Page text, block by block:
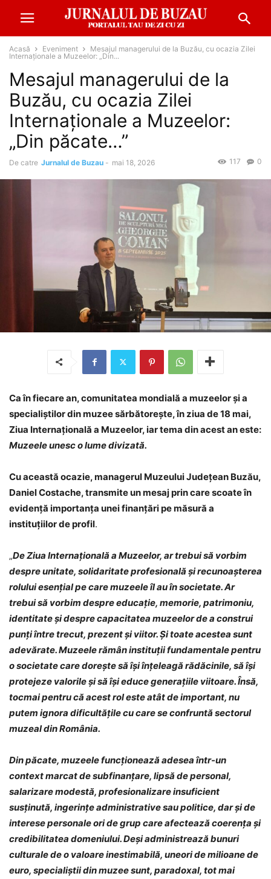
Acasă Eveniment
Mesajul managerului de la Buzău, cu ocazia Zilei
Internaționale a Muzeelor: „Din...
Mesajul managerului de la
Buzău, cu ocazia Zilei
Internaționale a Muzeelor:
„Din păcate…”
De catre Jurnalul de Buzau - mai 18, 2026 0
117
Ca în fiecare an, comunitatea mondială a muzeelor și a
specialiștilor din muzee sărbătorește, în ziua de 18 mai,
Ziua Internațională a Muzeelor, iar tema din acest an este:
Muzeele unesc o lume divizată.
Cu această ocazie, managerul Muzeului Județean Buzău,
Daniel Costache, transmite un mesaj prin care scoate în
evidență importanța unei finanțări pe măsură a
instituțiilor de profil.
„De Ziua Internațională a Muzeelor, ar trebui să vorbim
despre unitate, solidaritate profesională și recunoașterea
rolului esențial pe care muzeele îl au în societate. Ar
trebui să vorbim despre educație, memorie, patrimoniu,
identitate și despre capacitatea muzeelor de a construi
punți între trecut, prezent și viitor. Și toate acestea sunt
adevărate. Muzeele rămân instituții fundamentale pentru
o societate care dorește să își înțeleagă rădăcinile, să își
protejeze valorile și să își educe generațiile viitoare. Însă,
tocmai pentru că acest rol este atât de important, nu
putem ignora dificultățile cu care se confruntă sectorul
muzeal din România.
Din păcate, muzeele funcționează adesea într-un
context marcat de subfinanțare, lipsă de personal,
salarizare modestă, profesionalizare insuficient
susținută, ingerințe administrative sau politice, dar și de
interese personale ori de grup care afectează coerența și
credibilitatea domeniului. Deși administrează bunuri
culturale de o valoare inestimabilă, uneori de milioane de
euro, specialiștii din muzee sunt, paradoxal, tot mai